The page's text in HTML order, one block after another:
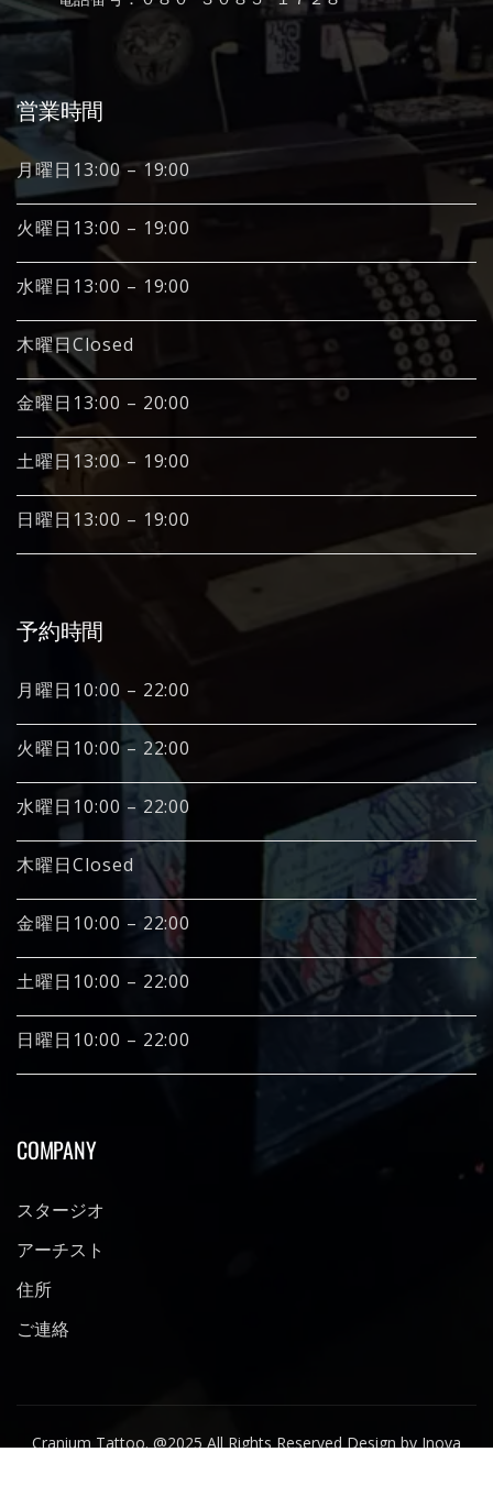
営業時間
月曜日13:00 – 19:00
火曜日13:00 – 19:00
水曜日13:00 – 19:00
木曜日Closed
金曜日13:00 – 20:00
土曜日13:00 – 19:00
日曜日13:00 – 19:00
予約時間
月曜日10:00 – 22:00
火曜日10:00 – 22:00
水曜日10:00 – 22:00
木曜日Closed
金曜日10:00 – 22:00
土曜日10:00 – 22:00
日曜日10:00 – 22:00
COMPANY
スタージオ
アーチスト
住所
ご連絡
Cranium Tattoo. @2025 All Rights Reserved Design by Inova